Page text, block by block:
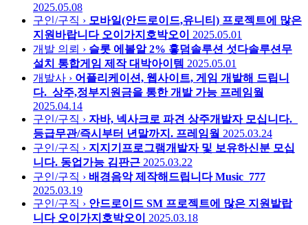
2025.05.08
구인/구직 › 모바일(안드로이드,유니티) 프로젝트에 많은
지원바랍니다 오이가지호박오이
2025.05.01
개발 의뢰 › 슬롯 에볼알 2% 홓덤솔루션 섯다솔루션무
설치 통합게임 제작 대박아이템 2025.05.01
개발사 › 어플리케이션, 웹사이트, 게임 개발해 드립니
다._상주,정부지원금을 통한 개발 가능 프레임웤
2025.04.14
구인/구직 › 자바, 넥사크로 파견 상주개발자 모십니다._
등급무관/즉시부터 년말까지. 프레임웤 2025.03.24
구인/구직 › 지지기프로그램개발자 및 보유하신분 모십
니다. 동업가능 김판근 2025.03.22
구인/구직 › 배경음악 제작해드립니다 Music_777
2025.03.19
구인/구직 › 안드로이드 SM 프로젝트에 많은 지원밭랍
니다 오이가지호박오이
2025.03.18